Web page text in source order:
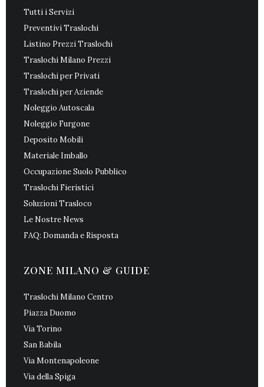
Tutti i Servizi
Preventivi Traslochi
Listino Prezzi Traslochi
Traslochi Milano Prezzi
Traslochi per Privati
Traslochi per Aziende
Noleggio Autoscala
Noleggio Furgone
Deposito Mobili
Materiale Imballo
Occupazione Suolo Pubblico
Traslochi Fieristici
Soluzioni Trasloco
Le Nostre News
FAQ: Domanda e Risposta
ZONE MILANO & GUIDE
Traslochi Milano Centro
Piazza Duomo
Via Torino
San Babila
Via Montenapoleone
Via della Spiga